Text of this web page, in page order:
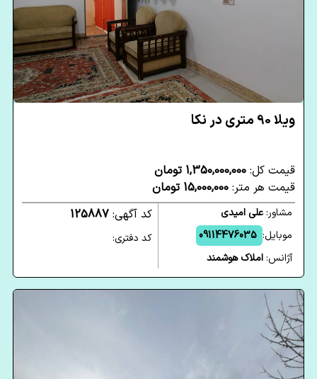
ویلا 90 متری در نکا
قیمت کل: 1,350,000,000 تومان
قیمت هر متر: 15,000,000 تومان
مشاور:علی امیدی
موبایل: 09114476035
آژانس:املاک هوشمند
کد آگهی: 125887
کد دفتری: